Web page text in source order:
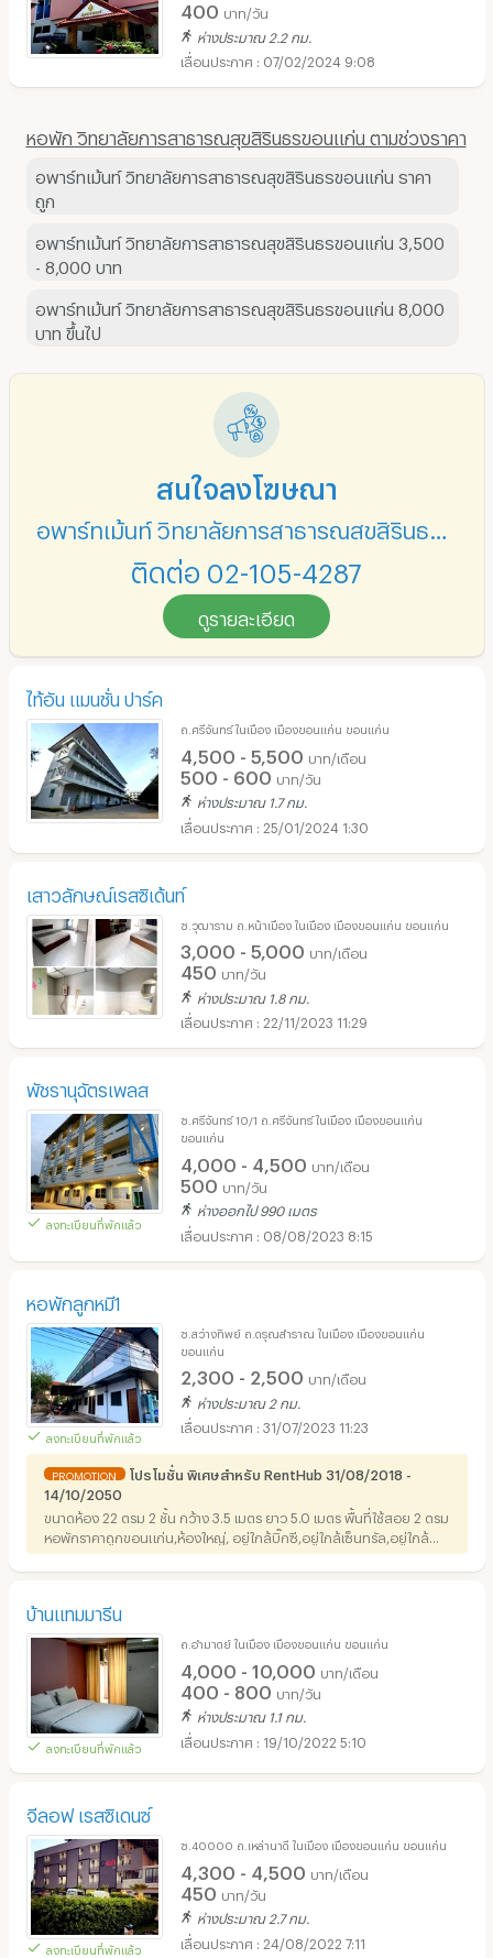
400 บาท/วัน
ห่างประมาณ 2.2 กม.
07/02/2024 9:08
หอพัก วิทยาลัยการสาธารณสุขสิรินธรขอนแก่น ตามช่วงราคา
อพาร์ทเม้นท์ วิทยาลัยการสาธารณสุขสิรินธรขอนแก่น ราคา
ถูก
อพาร์ทเม้นท์ วิทยาลัยการสาธารณสุขสิรินธรขอนแก่น 3,500
- 8,000 บาท
อพาร์ทเม้นท์ วิทยาลัยการสาธารณสุขสิรินธรขอนแก่น 8,000
บาท ขึ้นไป
สนใจลงโฆษณา
ติดต่อ 02-105-4287
ดูรายละเอียด
ไท้อัน แมนชั่น ปาร์ค
ถ.ศรีจันทร์ ในเมือง เมืองขอนแก่น ขอนแก่น
4,500 - 5,500 บาท/เดือน
500 - 600 บาท/วัน
ห่างประมาณ 1.7 กม.
25/01/2024 1:30
เสาวลักษณ์เรสซิเด้นท์
ซ.วุฒาราม ถ.หน้าเมือง ในเมือง เมืองขอนแก่น ขอนแก่น
3,000 - 5,000 บาท/เดือน
450 บาท/วัน
ห่างประมาณ 1.8 กม.
22/11/2023 11:29
พัชรานุฉัตรเพลส
ลงทะเบียนที่พักแล้ว
ซ.ศรีจันทร์ 10/1 ถ.ศรีจันทร์ ในเมือง เมืองขอนแก่น
ขอนแก่น
4,000 - 4,500 บาท/เดือน
500 บาท/วัน
ห่างออกไป 990 เมตร
08/08/2023 8:15
หอพักลูกหมี1
ลงทะเบียนที่พักแล้ว
ซ.สว่างทิพย์ ถ.ดรุณสำราณ ในเมือง เมืองขอนแก่น
ขอนแก่น
2,300 - 2,500 บาท/เดือน
ห่างประมาณ 2 กม.
31/07/2023 11:23
PROMOTION
โปรโมชั่น พิเศษสำหรับ RentHub 31/08/2018 -
14/10/2050
ขนาดห้อง 22 ตรม 2 ชั้น กว้าง 3.5 เมตร ยาว 5.0 เมตร พื้นที่ใช้สอย 2 ตรม
หอพักราคาถูกขอนแก่น,ห้องใหญ่, อยู่ใกล้บิ๊กซี,อยู่ใกล้เซ็นทรัล,อยู่ใกล้
โรงเรียนแก่นนครวิทยาลัย,อยู่ใกล้เทคโนภาคฯ,อยู่ใกล้โรงแรม,อยู่ใกล้
โลตัส,อยู่ใกล้สถานีรถไฟ
บ้านแทมมารีน
ลงทะเบียนที่พักแล้ว
ถ.อำมาตย์ ในเมือง เมืองขอนแก่น ขอนแก่น
4,000 - 10,000 บาท/เดือน
400 - 800 บาท/วัน
ห่างประมาณ 1.1 กม.
19/10/2022 5:10
จีลอฟ เรสซิเดนซ์
ลงทะเบียนที่พักแล้ว
ซ.40000 ถ.เหล่านาดี ในเมือง เมืองขอนแก่น ขอนแก่น
4,300 - 4,500 บาท/เดือน
450 บาท/วัน
ห่างประมาณ 2.7 กม.
24/08/2022 7:11